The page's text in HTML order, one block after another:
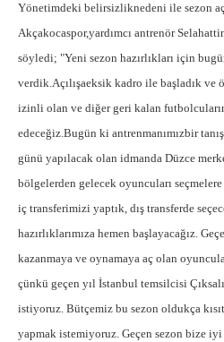
Yönetimdeki belirsizliknedeni ile sezon
Akçakocaspor,yardımcı antrenör
söyledi; "Yeni sezon hazırlıkları için
verdik.Açılışaeksik kadro ile başladık ve
izinli olan ve diğer geri kalan
edeceğiz.Bugün ki antrenmanımızbir
günü yapılacak olan idmanda Düzce
bölgelerden gelecek oyuncuları seçmelere
iç transferimizi yaptık, dış transferde
hazırlıklarımıza hemen başlayacağız.
kazanmaya ve oynamaya aç olan
çünkü geçen yıl İstanbul temsilcisi
istiyoruz. Bütçemiz bu sezon oldukça
yapmak istemiyoruz. Geçen sezon bize